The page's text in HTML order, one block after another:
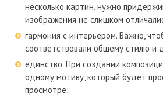
несколько картин, нужно
изображения не слишком
гармония с интерьером. Важно,
соответствовали общему стилю и
единство. При создании
одному мотиву, который будет
просмотре;